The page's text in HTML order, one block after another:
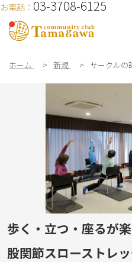
お電話： 03-3708-6125
ホーム > 新規 > サークルの
歩く・立つ・座るが
股関節スローストレ